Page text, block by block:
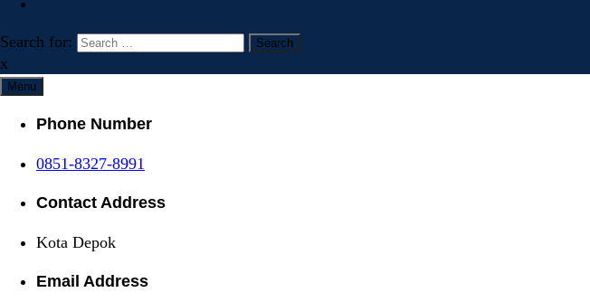
Search for:
x
Menu
Phone Number
0851-8327-8991
Contact Address
Kota Depok
Email Address